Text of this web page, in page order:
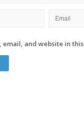
email, and website in